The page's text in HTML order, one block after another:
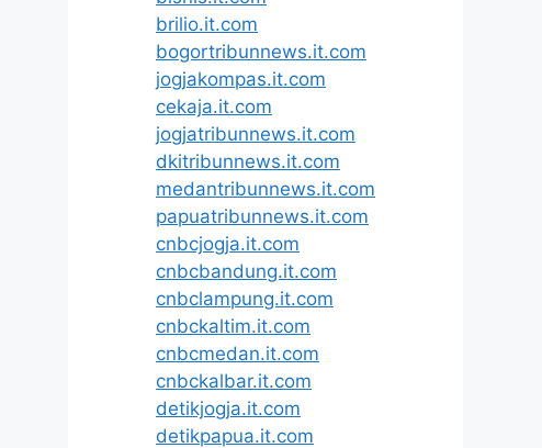
brilio.it.com
bogortribunnews.it.com
jogjakompas.it.com
cekaja.it.com
jogjatribunnews.it.com
dkitribunnews.it.com
medantribunnews.it.com
papuatribunnews.it.com
cnbcjogja.it.com
cnbcbandung.it.com
cnbclampung.it.com
cnbckaltim.it.com
cnbcmedan.it.com
cnbckalbar.it.com
detikjogja.it.com
detikpapua.it.com